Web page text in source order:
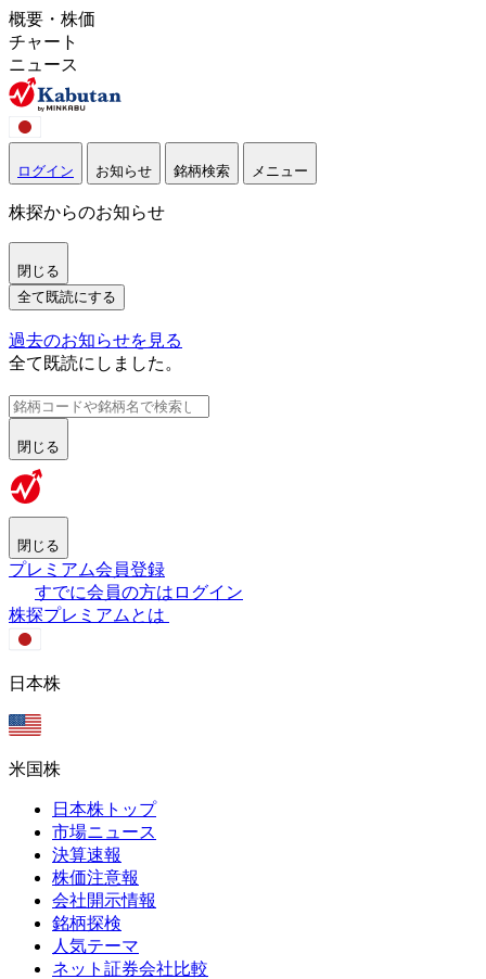
概要・株価
チャート
ニュース
ログイン お知らせ 銘柄検索 メニュー
株探からのお知らせ
閉じる
全て既読にする
過去のお知らせを見る
全て既読にしました。
閉じる
閉じる
プレミアム会員登録
すでに会員の方はログイン
株探プレミアムとは
日本株
米国株
日本株トップ
市場ニュース
決算速報
株価注意報
会社開示情報
銘柄探検
人気テーマ
ネット証券会社比較